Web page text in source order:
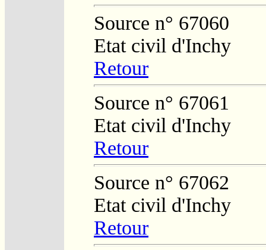
Source n° 67060
Etat civil d'Inchy
Retour
Source n° 67061
Etat civil d'Inchy
Retour
Source n° 67062
Etat civil d'Inchy
Retour